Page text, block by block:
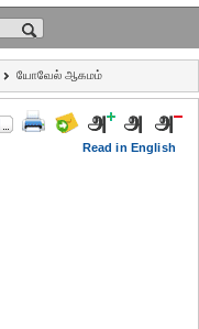
யோவேல் ஆகமம்
Read in English